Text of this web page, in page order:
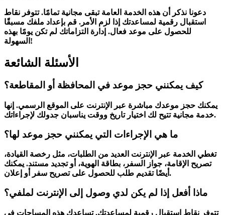
دعونا نذكر أن هذه الخدمة العامة تبقى مجانية تمامًا. تتوفر نقاط
استقبال رقمية لمساعدتك إذا لزم الأمر. قم بإعداد ملفك مسبقًا
للحصول على موعد فعال. إدارة التزاماتك لم تكن يومًا بهذه
السهولة!
الأسئلة الشائعة
كيف يمكنني حجز موعد في المحافظة أو المقاطعة؟
يمكنك حجز موعدك مباشرة عبر الإنترنت على الموقع الرسمي. إنها
خدمة مجانية تتيح لك اختيار تاريخ ووقت يناسبان جدولك لإجراءاتك.
ما هي الإجراءات التي يمكنني حجز موعد لها؟
تغطي الخدمة عبر الإنترنت العديد من الطلبات، مثل رخصة القيادة،
تصريح الإقامة، جواز السفر، بطاقة الهوية، أو تجديد مستند. يمكنك
أيضًا تقديم طلب للحصول على تصريح سفر أو إعلان.
ماذا أفعل إذا لم يكن لدي وصول إلى الإنترنت لملفي؟
تتوفر نقاط استقبال رقمية لمساعدتك. تساعدك هذه المساحات في